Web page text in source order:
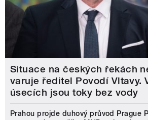
Situace na českých řekách
varuje ředitel Povodí Vltavy.
úsecích jsou toky bez vody
Prahou projde duhový průvod Prague